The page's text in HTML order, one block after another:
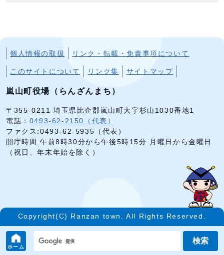
ホーム
検索
個人情報の取扱 リンク・転載・免責事項について
このサイトについて リンク集 サイトマップ
嵐山町役場（らんざんまち）
〒355-0211 埼玉県比企郡嵐山町大字杉山1030番地1
電話： 0493-62-2150（代表）
ファクス:0493-62-5935（代表）
開庁時間:午前8時30分から午後5時15分 月曜日から金曜日
（祝日、年末年始を除く）
Copyright(C) Ranzan town. All Rights Reserved.